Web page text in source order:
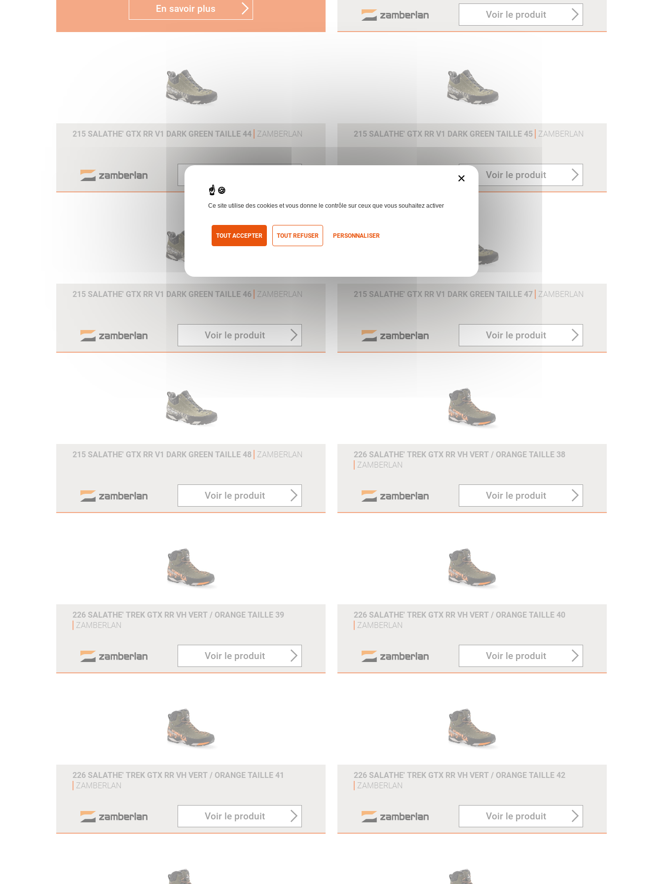
En savoir plus
Voir le produit
215 SALATHE' GTX RR V1 DARK GREEN TAILLE 44 ZAMBERLAN 215 SALATHE' GTX RR V1 DARK GREEN TAILLE 45 ZAMBERLAN
Voir le produit
215 SALATHE' GTX RR V1 DARK GREEN TAILLE 46 ZAMBERLAN
Voir le produit
215 SALATHE' GTX RR V1 DARK GREEN TAILLE 47 ZAMBERLAN
Voir le produit
215 SALATHE' GTX RR V1 DARK GREEN TAILLE 48 ZAMBERLAN
Voir le produit
226 SALATHE' TREK GTX RR VH VERT / ORANGE TAILLE 38
ZAMBERLAN
Voir le produit
226 SALATHE' TREK GTX RR VH VERT / ORANGE TAILLE 39
ZAMBERLAN
Voir le produit
226 SALATHE' TREK GTX RR VH VERT / ORANGE TAILLE 40
ZAMBERLAN
Voir le produit
226 SALATHE' TREK GTX RR VH VERT / ORANGE TAILLE 41
ZAMBERLAN
Voir le produit
226 SALATHE' TREK GTX RR VH VERT / ORANGE TAILLE 42
ZAMBERLAN
Voir le produit
×
Ce site utilise des cookies et vous donne le contrôle sur ceux que vous souhaitez activer
TOUT ACCEPTER TOUT REFUSER PERSONNALISER